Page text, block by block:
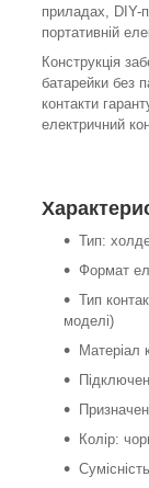
приладах, DIY-
портативній
Конструкція
батарейки без
контакти
електричний
Тип:
Формат
Тип
моделі)
Матеріал
Колір: